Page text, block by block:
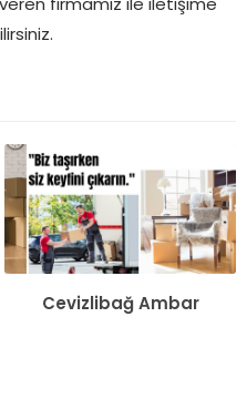
Cevizlibağ Ambar